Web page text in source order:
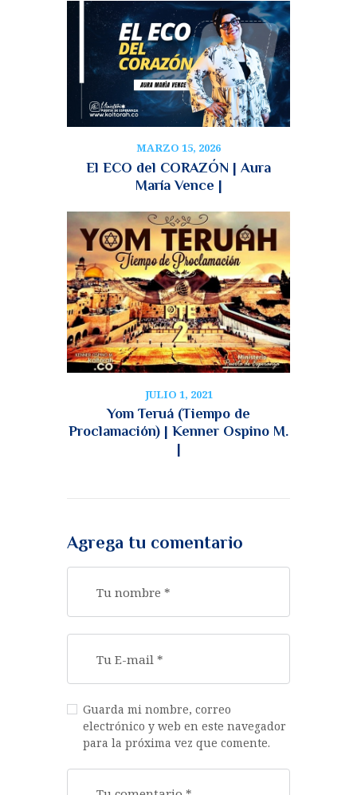
MARZO 15, 2026
El ECO del CORAZÓN | Aura
María Vence |
JULIO 1, 2021
Yom Teruá (Tiempo de
Proclamación) | Kenner Ospino M.
|
Agrega tu comentario
Guarda mi nombre, correo
electrónico y web en este navegador
para la próxima vez que comente.